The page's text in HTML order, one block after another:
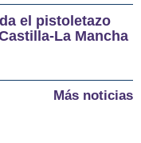
el pistoletazo
La Mancha
Más noticias